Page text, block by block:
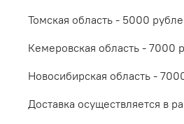
Томская область - 5000
Кемеровская область - 7000
Новосибирская область -
Доставка осуществляется в